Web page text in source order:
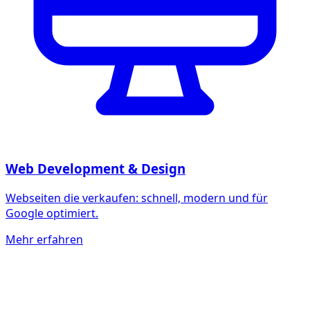
Web Development & Design
Webseiten die verkaufen: schnell, modern und für
Google optimiert.
Mehr erfahren